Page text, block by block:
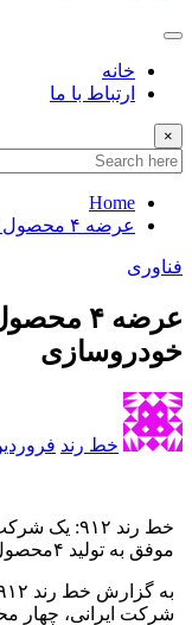
خانه
ارتباط با ما
×
Home
عرضه ۴ محصول نانو برای صنعت خودروسازی
فناوری
عرضه ۴
خودروسازی
خط رند فروردین ۲۷,
خط رند ۹۱۲:
موفق به تولید ۴محصول در حوزه خودروسازی شد.
شرکت ایرانی، چهار